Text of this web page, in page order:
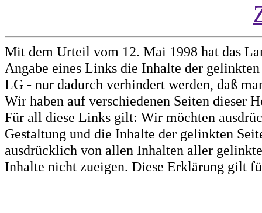
Mit dem Urteil vom 12. Mai 1998 hat das
Angabe eines Links die Inhalte der
LG - nur dadurch verhindert werden, daß
Wir haben auf verschiedenen Seiten dieser
Für all diese Links gilt: Wir möchten
Gestaltung und die Inhalte der gelinkten
ausdrücklich von allen Inhalten aller
Inhalte nicht zueigen. Diese Erklärung gilt